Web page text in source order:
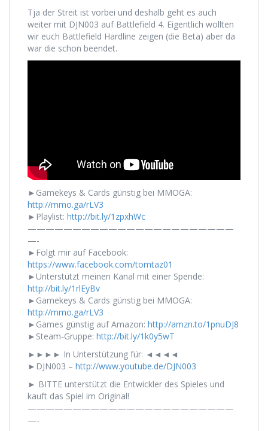
Tja der Streit ist vorbei und deshalb geht es auch
weiter mit DJN003 auf Battlefield 4. Eigentlich wollten
wir euch Battlefield Hardline zeigen (die Beta) aber da
war die schon beendet.
►Gamekeys & Cards günstig bei MMOGA:
http://mmo.ga/rLV3
►Playlist: http://bit.ly/1zpxhWc
———————————————————————
—-
►Folgt mir auf Facebook:
https://www.facebook.com/tomtaz01
►Unterstützt meinen Kanal mit einer Spende:
http://bit.ly/1rlEyBv
►Gamekeys & Cards günstig bei MMOGA:
http://mmo.ga/rLV3
►Games günstig auf Amazon: http://amzn.to/1pnuDJ8
►Steam-Gruppe: http://bit.ly/1k0y5wT
►►►► In Unterstützung für: ◄◄◄◄
►DJN003 – http://www.youtube.de/DJN003
► BITTE unterstützt die Entwickler des Spieles und
kauft das Spiel im Original!
———————————————————————
—-